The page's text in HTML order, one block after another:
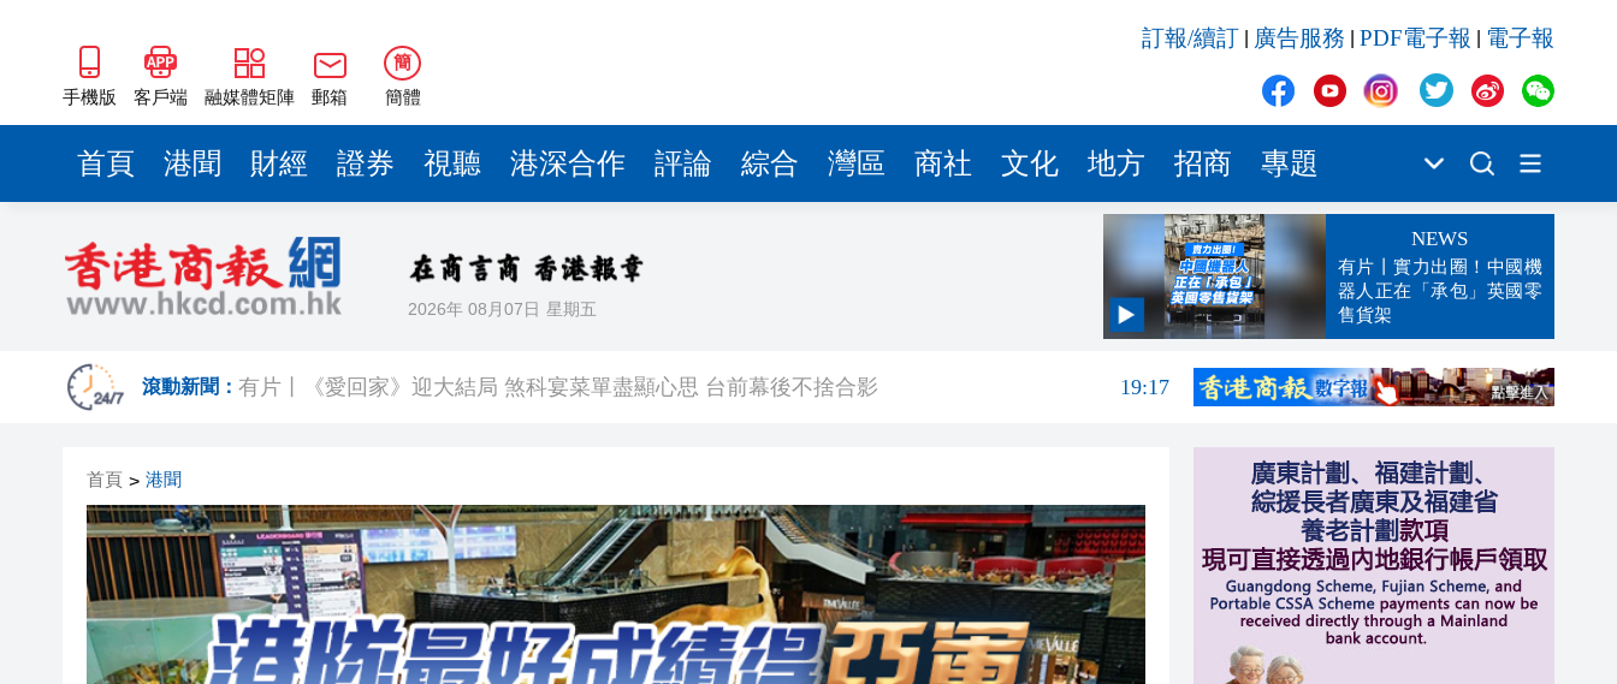
手機版 客戶端 融媒體矩陣 郵箱
簡
簡體
訂報/續訂 廣告服務 PDF電子報 電子報
首頁 港聞 財經 證券 視聽 港深合作 評論 綜合 灣區 商社 文化 地方 招商 專題
2026年 08月07日 星期五
NEWS
有片丨實力出圈！中國機
器人正在「承包」英國零
售貨架
滾動新聞：
19:19
有片丨《愛回家》迎大結局 煞科宴菜單盡顯心思 台前幕後不捨合影
19:17
百勝中國完成收購必勝客中國內地所有權
18:42
「龍匯100」連繫全球傑出華裔青年 考察雲南聚焦文化傳承與現代產業
18:33
香港工業總會舉辦第66屆周年大會及午宴
18:26
廠商會邀「一帶一路」專員何力治 闡述香港共建「一帶一路」的戰略角色與部署
18:20
首頁 > 港聞